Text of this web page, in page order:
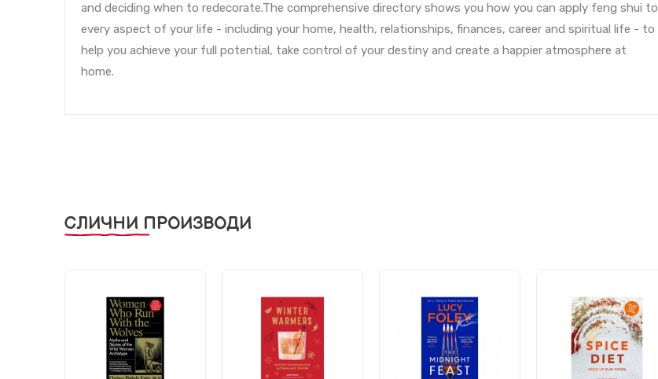
and deciding when to redecorate.The comprehensive directory shows you how you can apply feng shui to
every aspect of your life - including your home, health, relationships, finances, career and spiritual life - to
help you achieve your full potential, take control of your destiny and create a happier atmosphere at
home.
СЛИЧНИ ПРОИЗВОДИ